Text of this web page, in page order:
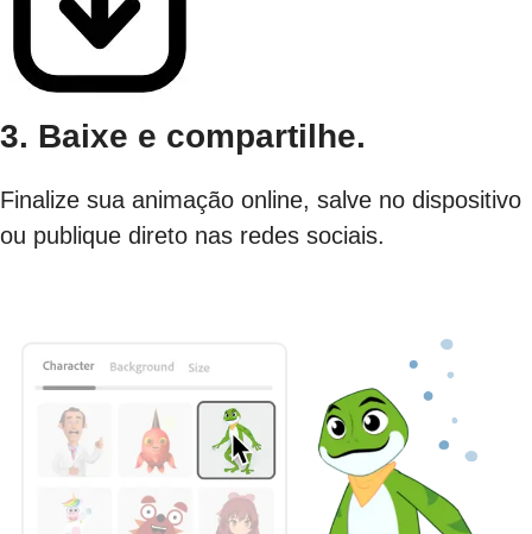
3. Baixe e compartilhe.
Finalize sua animação online, salve no dispositivo
ou publique direto nas redes sociais.